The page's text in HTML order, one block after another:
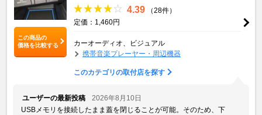
この商品の
価格を比較する
4.39
（28件）
定価：1,460円
カーオーディオ、ビジュアル
携帯音楽プレーヤー・周辺機器
このカテゴリの取付店を探す
ユーザーの最新投稿
2026年8月10日
USBメモリを接続したまま蓋を閉じることが可能。そのため、下